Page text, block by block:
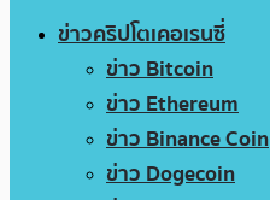
ข่าวคริปโตเคอเรนซี่
ข่าว Bitcoin
ข่าว Ethereum
ข่าว Binance Coin
ข่าว Dogecoin